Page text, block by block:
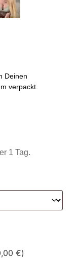
Deinen
verpackt.
1 Tag.
€)